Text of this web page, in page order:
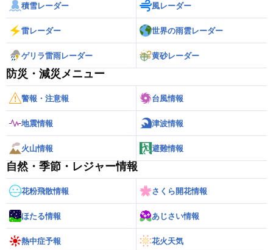
積雪レーダー 風レーダー
雷レーダー 世界の雨雲レーダー
ゲリラ雷雨レーダー 黄砂レーダー
防災・減災メニュー
警報・注意報 台風情報
地震情報 津波情報
火山情報 避難情報
自然・季節・レジャー情報
花粉飛散情報 さくら開花情報
ほたる情報 あじさい情報
熱中症予報 花火天気